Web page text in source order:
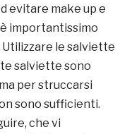
evitare make up e
importantissimo
Utilizzare le salviette
salviette sono
per struccarsi
sono sufficienti.
che vi